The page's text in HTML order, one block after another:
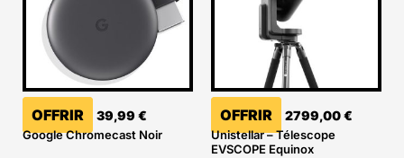
OFFRIR 39,99 €
Google Chromecast Noir
OFFRIR 2799,00€
Unistellar – Télescope
EVSCOPE Equinox